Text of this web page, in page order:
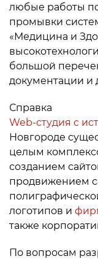
любые работы
промывки
«Медицина и
большой
документации и
Справка
Web-студия с
Новгороде
целым
созданием
продвижением
логотипов и
также
По вопросам